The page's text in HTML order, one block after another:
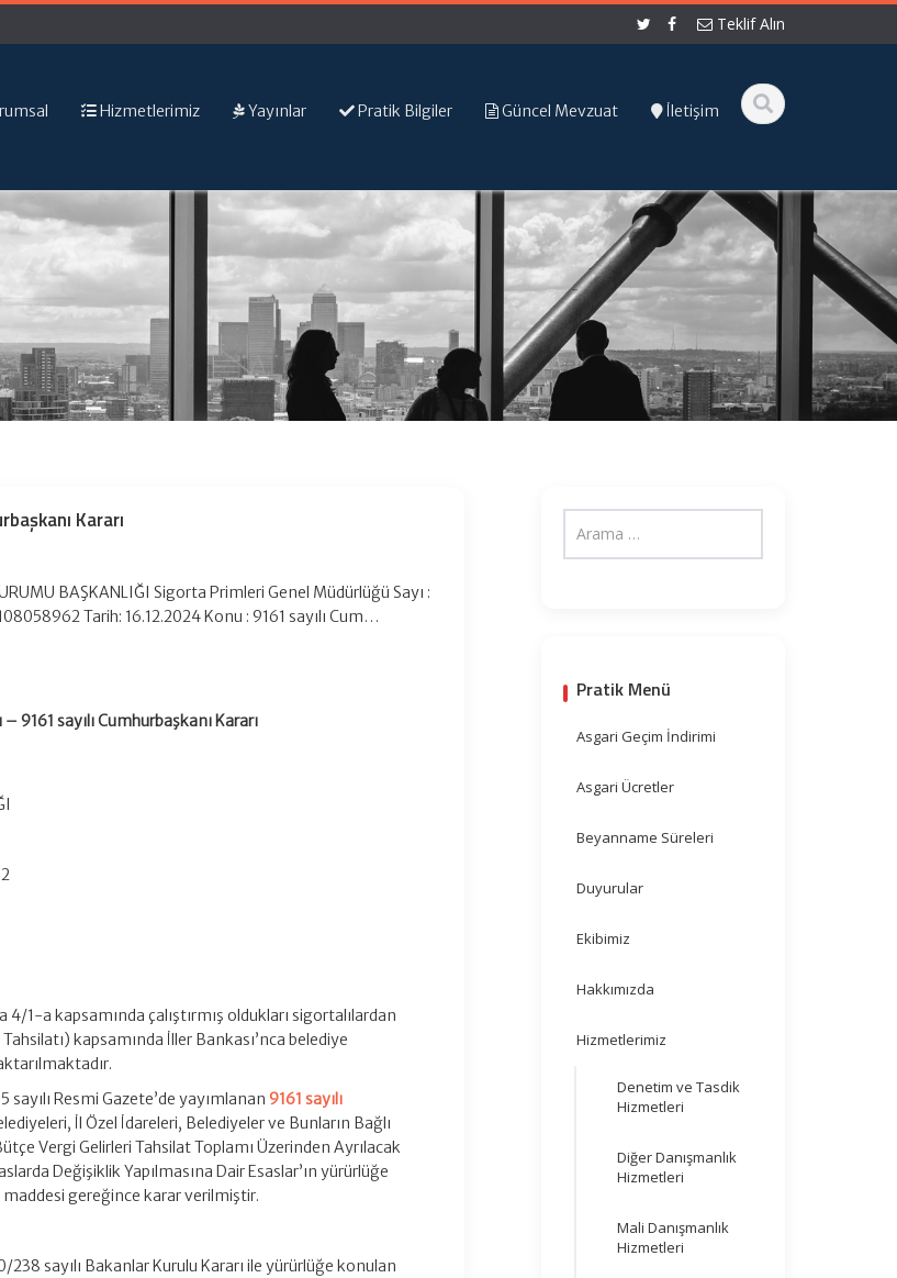
Teklif Alın
Hizmetlerimiz Yayınlar Pratik Bilgiler Güncel Mevzuat İletişim
Kararı
BAŞKANLIĞI Sigorta Primleri Genel Müdürlüğü Sayı :
Tarih: 16.12.2024 Konu : 9161 sayılı Cum…
– 9161 sayılı Cumhurbaşkanı Kararı
1-a kapsamında çalıştırmış oldukları sigortalılardan
kapsamında İller Bankası’nca belediye
Resmi Gazete’de yayımlanan9161 sayılı
İl Özel İdareleri, Belediyeler ve Bunların Bağlı
Vergi Gelirleri Tahsilat Toplamı Üzerinden Ayrılacak
Değişiklik Yapılmasına Dair Esaslar’ın yürürlüğe
maddesi gereğince karar verilmiştir.
sayılı Bakanlar Kurulu Kararı ile yürürlüğe konulan
Pratik Menü
Asgari Geçim İndirimi
Asgari Ücretler
Beyanname Süreleri
Duyurular
Ekibimiz
Hakkımızda
Hizmetlerimiz
Denetim ve Tasdik
Hizmetleri
Diğer Danışmanlık
Hizmetleri
Mali Danışmanlık
Hizmetleri